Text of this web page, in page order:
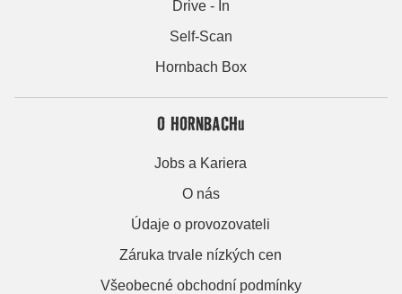
Drive - In
Self-Scan
Hornbach Box
O HORNBACHu
Jobs a Kariera
O nás
Údaje o provozovateli
Záruka trvale nízkých cen
Všeobecné obchodní podmínky